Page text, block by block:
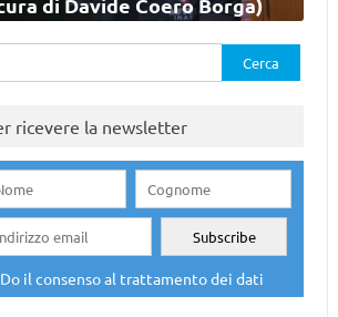
ricevere la newsletter
Do il consenso al trattamento dei dati